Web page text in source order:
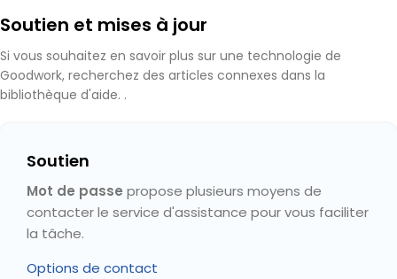
Soutien et mises à jour
Si vous souhaitez en savoir plus sur une technologie de
Goodwork, recherchez des articles connexes dans la
bibliothèque d'aide. .
Soutien
Mot de passe propose plusieurs moyens de
contacter le service d'assistance pour vous faciliter
la tâche.
Options de contact